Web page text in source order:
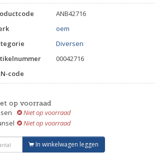
ANB42716
oem
Diversen
00042716
code
op voorraad
Niet op voorraad
Niet op voorraad
In winkelwagen leggen